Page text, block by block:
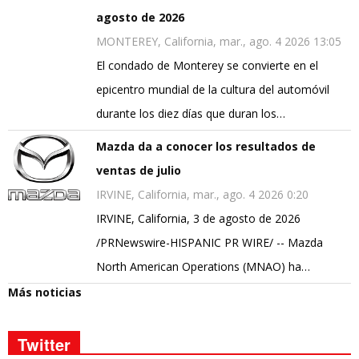
agosto de 2026
MONTEREY, California, mar., ago. 4 2026 13:05
El condado de Monterey se convierte en el
epicentro mundial de la cultura del automóvil
durante los diez días que duran los…
Mazda da a conocer los resultados de
ventas de julio
IRVINE, California, mar., ago. 4 2026 0:20
IRVINE, California, 3 de agosto de 2026
/PRNewswire-HISPANIC PR WIRE/ -- Mazda
North American Operations (MNAO) ha…
Más noticias
Twitter